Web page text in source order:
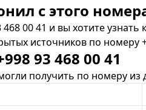
c этого
00 41 и вы хотите узнать
источников по номеру
93 468 00 41
получить по номеру из